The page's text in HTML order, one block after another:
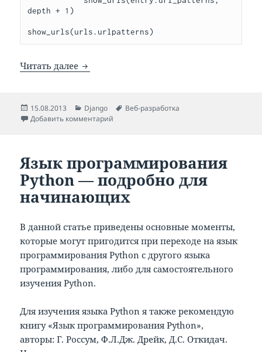
depth + 1)
show_urls(urls.urlpatterns)
Читать далее Как просмотреть все URL в Django
Опубликовано
15.08.2013 Рубрики
Django Метки
Веб-разработка
Добавить комментарий
Язык программирования
Python — подробно для
начинающих
В данной статье приведены основные моменты,
которые могут пригодится при переходе на язык
программирования Python с другого языка
программирования, либо для самостоятельного
изучения Python.
Для изучения языка Python я также рекомендую
книгу «Язык программирования Python»,
авторы: Г. Россум, Ф.Л.Дж. Дрейк, Д.С. Откидач.